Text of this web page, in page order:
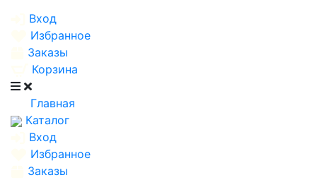
Вход
Избранное
Заказы
Корзина
Главная
Каталог
Вход
Избранное
Заказы